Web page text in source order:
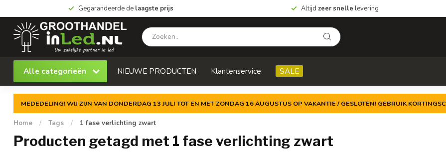
Gegarandeerde de laagste prijs Altijd zeer snelle levering
Alle categorieën NIEUWE PRODUCTEN Klantenservice SALE
MEDEDELING! WIJ ZIJN VAN DONDERDAG 13 JULI TOT EN MET ZONDAG 16 AUGUSTUS OP VAKANTIE / GESLOTEN! GEBRUIK
Home / Tags / 1 fase verlichting zwart
Producten getagd met 1 fase verlichting zwart